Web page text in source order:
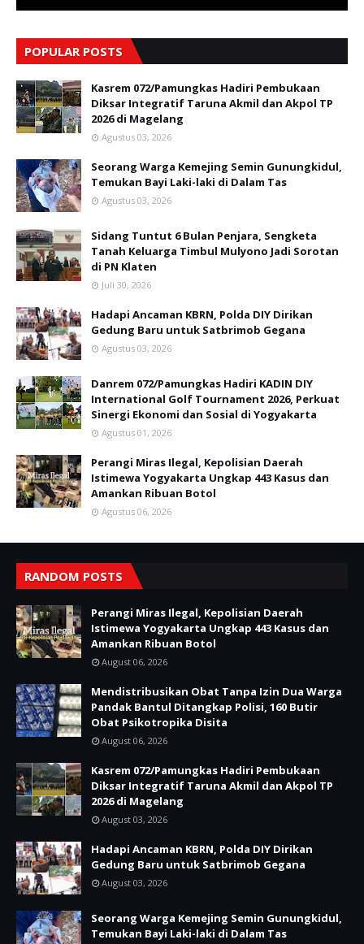
POPULAR POSTS
Kasrem 072/Pamungkas Hadiri Pembukaan
Diksar Integratif Taruna Akmil dan Akpol TP
2026 di Magelang
Agustus 03, 2026
Seorang Warga Kemejing Semin Gunungkidul,
Temukan Bayi Laki-laki di Dalam Tas
Agustus 03, 2026
Sidang Tuntut 6 Bulan Penjara, Sengketa
Tanah Keluarga Timbul Mulyono Jadi Sorotan
di PN Klaten
Juli 30, 2026
Hadapi Ancaman KBRN, Polda DIY Dirikan
Gedung Baru untuk Satbrimob Gegana
Agustus 03, 2026
Danrem 072/Pamungkas Hadiri KADIN DIY
International Golf Tournament 2026, Perkuat
Sinergi Ekonomi dan Sosial di Yogyakarta
Agustus 01, 2026
Perangi Miras Ilegal, Kepolisian Daerah
Istimewa Yogyakarta Ungkap 443 Kasus dan
Amankan Ribuan Botol
Agustus 06, 2026
RANDOM POSTS
Perangi Miras Ilegal, Kepolisian Daerah
Istimewa Yogyakarta Ungkap 443 Kasus dan
Amankan Ribuan Botol
August 06, 2026
Mendistribusikan Obat Tanpa Izin Dua Warga
Pandak Bantul Ditangkap Polisi, 160 Butir
Obat Psikotropika Disita
August 06, 2026
Kasrem 072/Pamungkas Hadiri Pembukaan
Diksar Integratif Taruna Akmil dan Akpol TP
2026 di Magelang
August 03, 2026
Hadapi Ancaman KBRN, Polda DIY Dirikan
Gedung Baru untuk Satbrimob Gegana
August 03, 2026
Seorang Warga Kemejing Semin Gunungkidul,
Temukan Bayi Laki-laki di Dalam Tas